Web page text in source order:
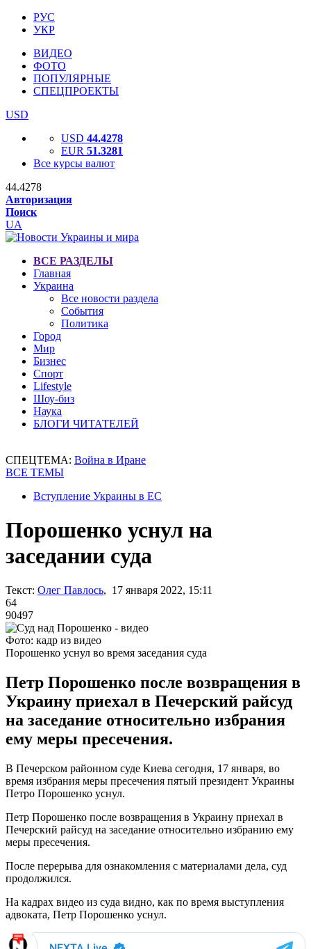
РУС
УКР
ВИДЕО
ФОТО
ПОПУЛЯРНЫЕ
СПЕЦПРОЕКТЫ
USD
USD 44.4278
EUR 51.3281
Все курсы валют
44.4278
Авторизация
Поиск
UA
ВСЕ РАЗДЕЛЫ
Главная
Украина
Все новости раздела
События
Политика
Город
Мир
Бизнес
Спорт
Lifestyle
Шоу-биз
Наука
БЛОГИ ЧИТАТЕЛЕЙ
СПЕЦТЕМА: Война в Иране
ВСЕ ТЕМЫ
Вступление Украины в ЕС
Порошенко уснул на
заседании суда
Текст: Олег Павлось, 17 января 2022, 15:11
64
90497
Фото: кадр из видео
Порошенко уснул во время заседания суда
Петр Порошенко после возвращения в
Украину приехал в Печерский райсуд
на заседание относительно избрания
ему меры пресечения.
В Печерском районном суде Киева сегодня, 17 января, во
время избрания меры пресечения пятый президент Украины
Петро Порошенко уснул.
Петр Порошенко после возвращения в Украину приехал в
Печерский райсуд на заседание относительно избранию ему
меры пресечения.
После перерыва для ознакомления с материалами дела, суд
продолжился.
На кадрах видео из суда видно, как по время выступления
адвоката, Петр Порошенко уснул.